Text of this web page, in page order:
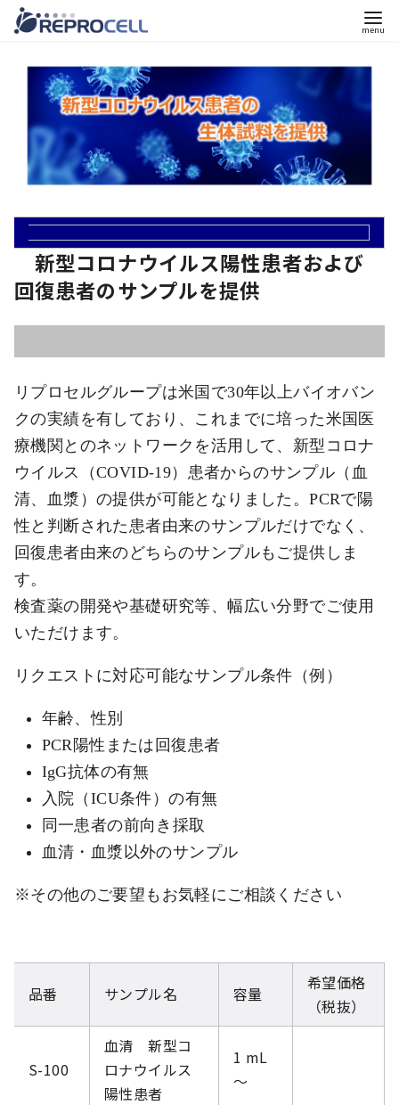
新型コロナウイルス陽性患者および
回復患者のサンプルを提供
リプロセルグループは米国で30年以上バイオバン
クの実績を有しており、これまでに培った米国医
療機関とのネットワークを活用して、新型コロナ
ウイルス（COVID-19）患者からのサンプル（血
清、血漿）の提供が可能となりました。PCRで陽
性と判断された患者由来のサンプルだけでなく、
回復患者由来のどちらのサンプルもご提供しま
す。
検査薬の開発や基礎研究等、幅広い分野でご使用
いただけます。
リクエストに対応可能なサンプル条件（例）
年齢、性別
PCR陽性または回復患者
IgG抗体の有無
入院（ICU条件）の有無
同一患者の前向き採取
血清・血漿以外のサンプル
※その他のご要望もお気軽にご相談ください
品番 サンプル名 容量
希望価格
（税抜）
S-100
血清 新型コ
ロナウイルス
陽性患者
1 mL
～